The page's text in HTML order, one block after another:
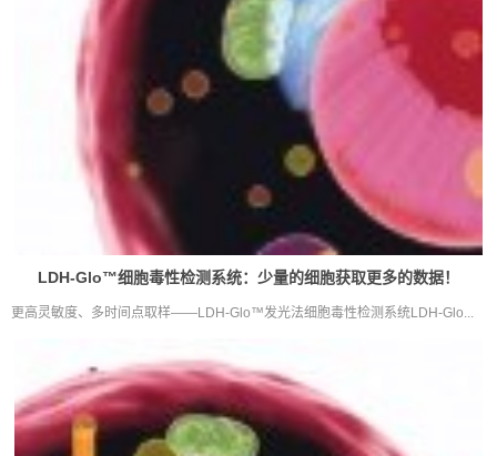
LDH-Glo™细胞毒性检测系统：少量的细胞获取更多的数据！
更高灵敏度、多时间点取样——LDH-Glo™发光法细胞毒性检测系统LDH-Glo...